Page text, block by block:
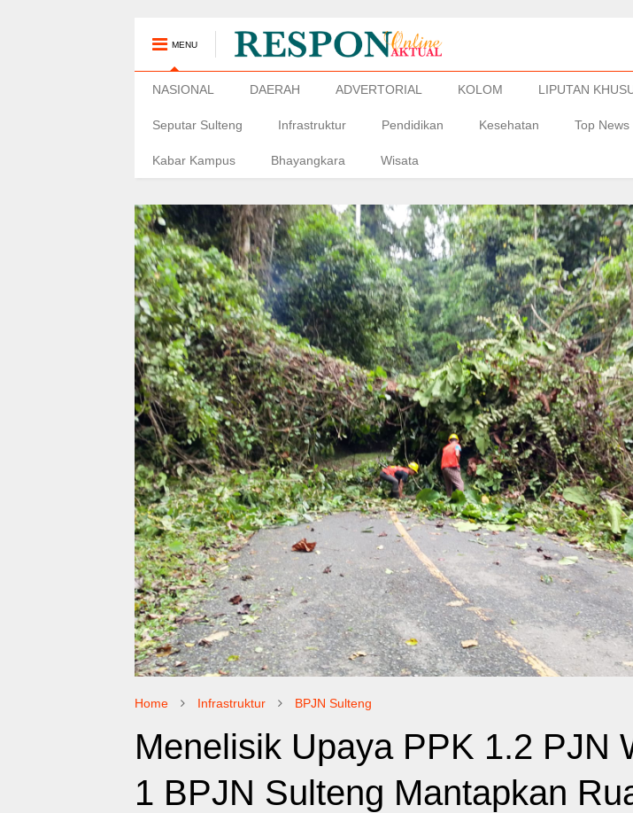
MENU
NASIONAL DAERAH ADVERTORIAL KOLOM LIPUTAN
Seputar Sulteng Infrastruktur Pendidikan Kesehatan Top News
Kabar Kampus Bhayangkara Wisata
Home Infrastruktur BPJN Sulteng
Menelisik Upaya PPK 1.2 PJN
1 BPJN Sulteng Mantapkan